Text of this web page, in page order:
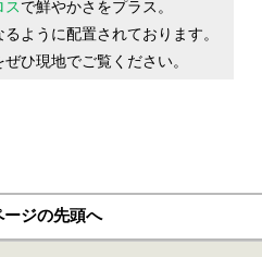
ス で鮮やかさをプラス。
ように配置されております。
ひ現地でご覧ください。
ージの先頭へ